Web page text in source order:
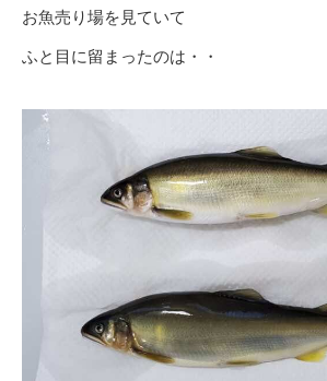
お魚売り場を見ていて
ふと目に留まったのは・・